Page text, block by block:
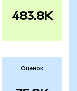
483.8K
Оценок